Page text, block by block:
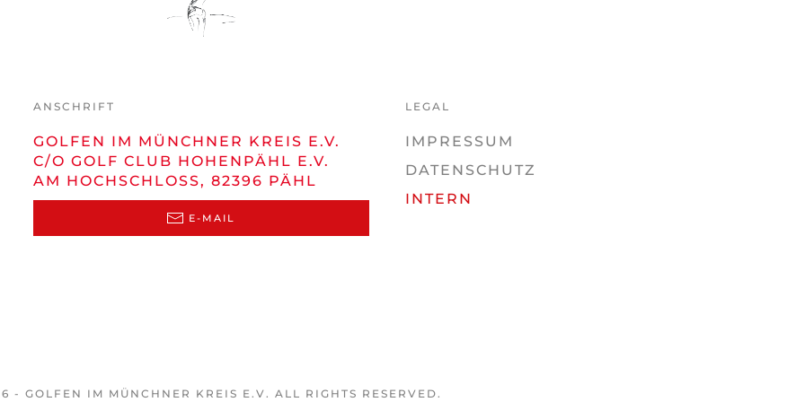
ANSCHRIFT
GOLFEN IM MÜNCHNER KREIS E.V.
C/O GOLF CLUB HOHENPÄHL E.V.
AM HOCHSCHLOSS, 82396 PÄHL
E-MAIL
LEGAL
IMPRESSUM
DATENSCHUTZ
INTERN
- GOLFEN IM MÜNCHNER KREIS E.V. ALL RIGHTS RESERVED.